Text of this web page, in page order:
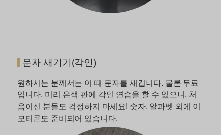
문자 새기기(각인)
원하시는 분께서는 이 때 문자를 새깁니다. 물론 무료
입니다. 미리 은색 판에 각인 연습을 할 수 있으니, 처
음이신 분들도 걱정하지 마세요! 숫자, 알파벳 외에 이
모티콘도 준비되어 있습니다.